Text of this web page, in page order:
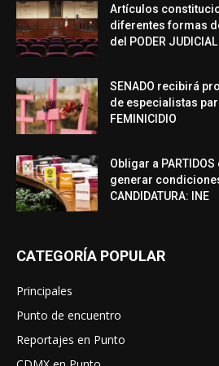
Artículos
diferentes formas
del PODER JUDICIAL
SENADO recibirá
de especialistas
FEMINICIDIO
Obligar a
generar
CANDIDATURA: INE
CATEGORÍA POPULAR
Principales
Punto de encuentro
Reportajes en Punto